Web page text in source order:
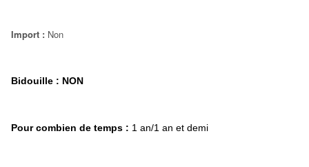
Import : Non
Bidouille : NON
Pour combien de temps : 1 an/1 an et demi